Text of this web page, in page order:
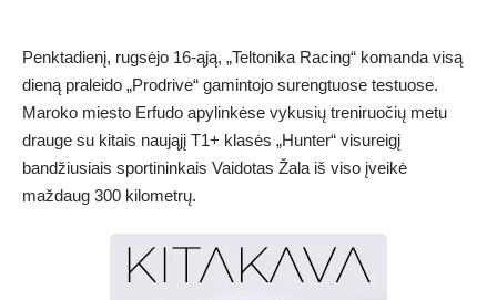
Penktadienį, rugsėjo 16-ąją, „Teltonika Racing“ komanda visą
dieną praleido „Prodrive“ gamintojo surengtuose testuose.
Maroko miesto Erfudo apylinkėse vykusių treniruočių metu
drauge su kitais naująjį T1+ klasės „Hunter“ visureigį
bandžiusiais sportininkais Vaidotas Žala iš viso įveikė
maždaug 300 kilometrų.